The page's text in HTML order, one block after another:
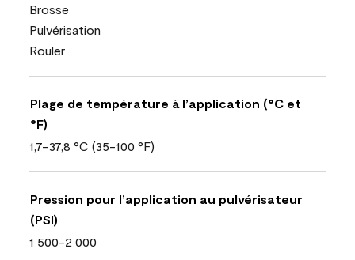
Brosse
Pulvérisation
Rouler
Plage de température à l’application (°C et
°F)
1,7-37,8 °C (35-100 °F)
Pression pour l’application au pulvérisateur
(PSI)
1 500-2 000